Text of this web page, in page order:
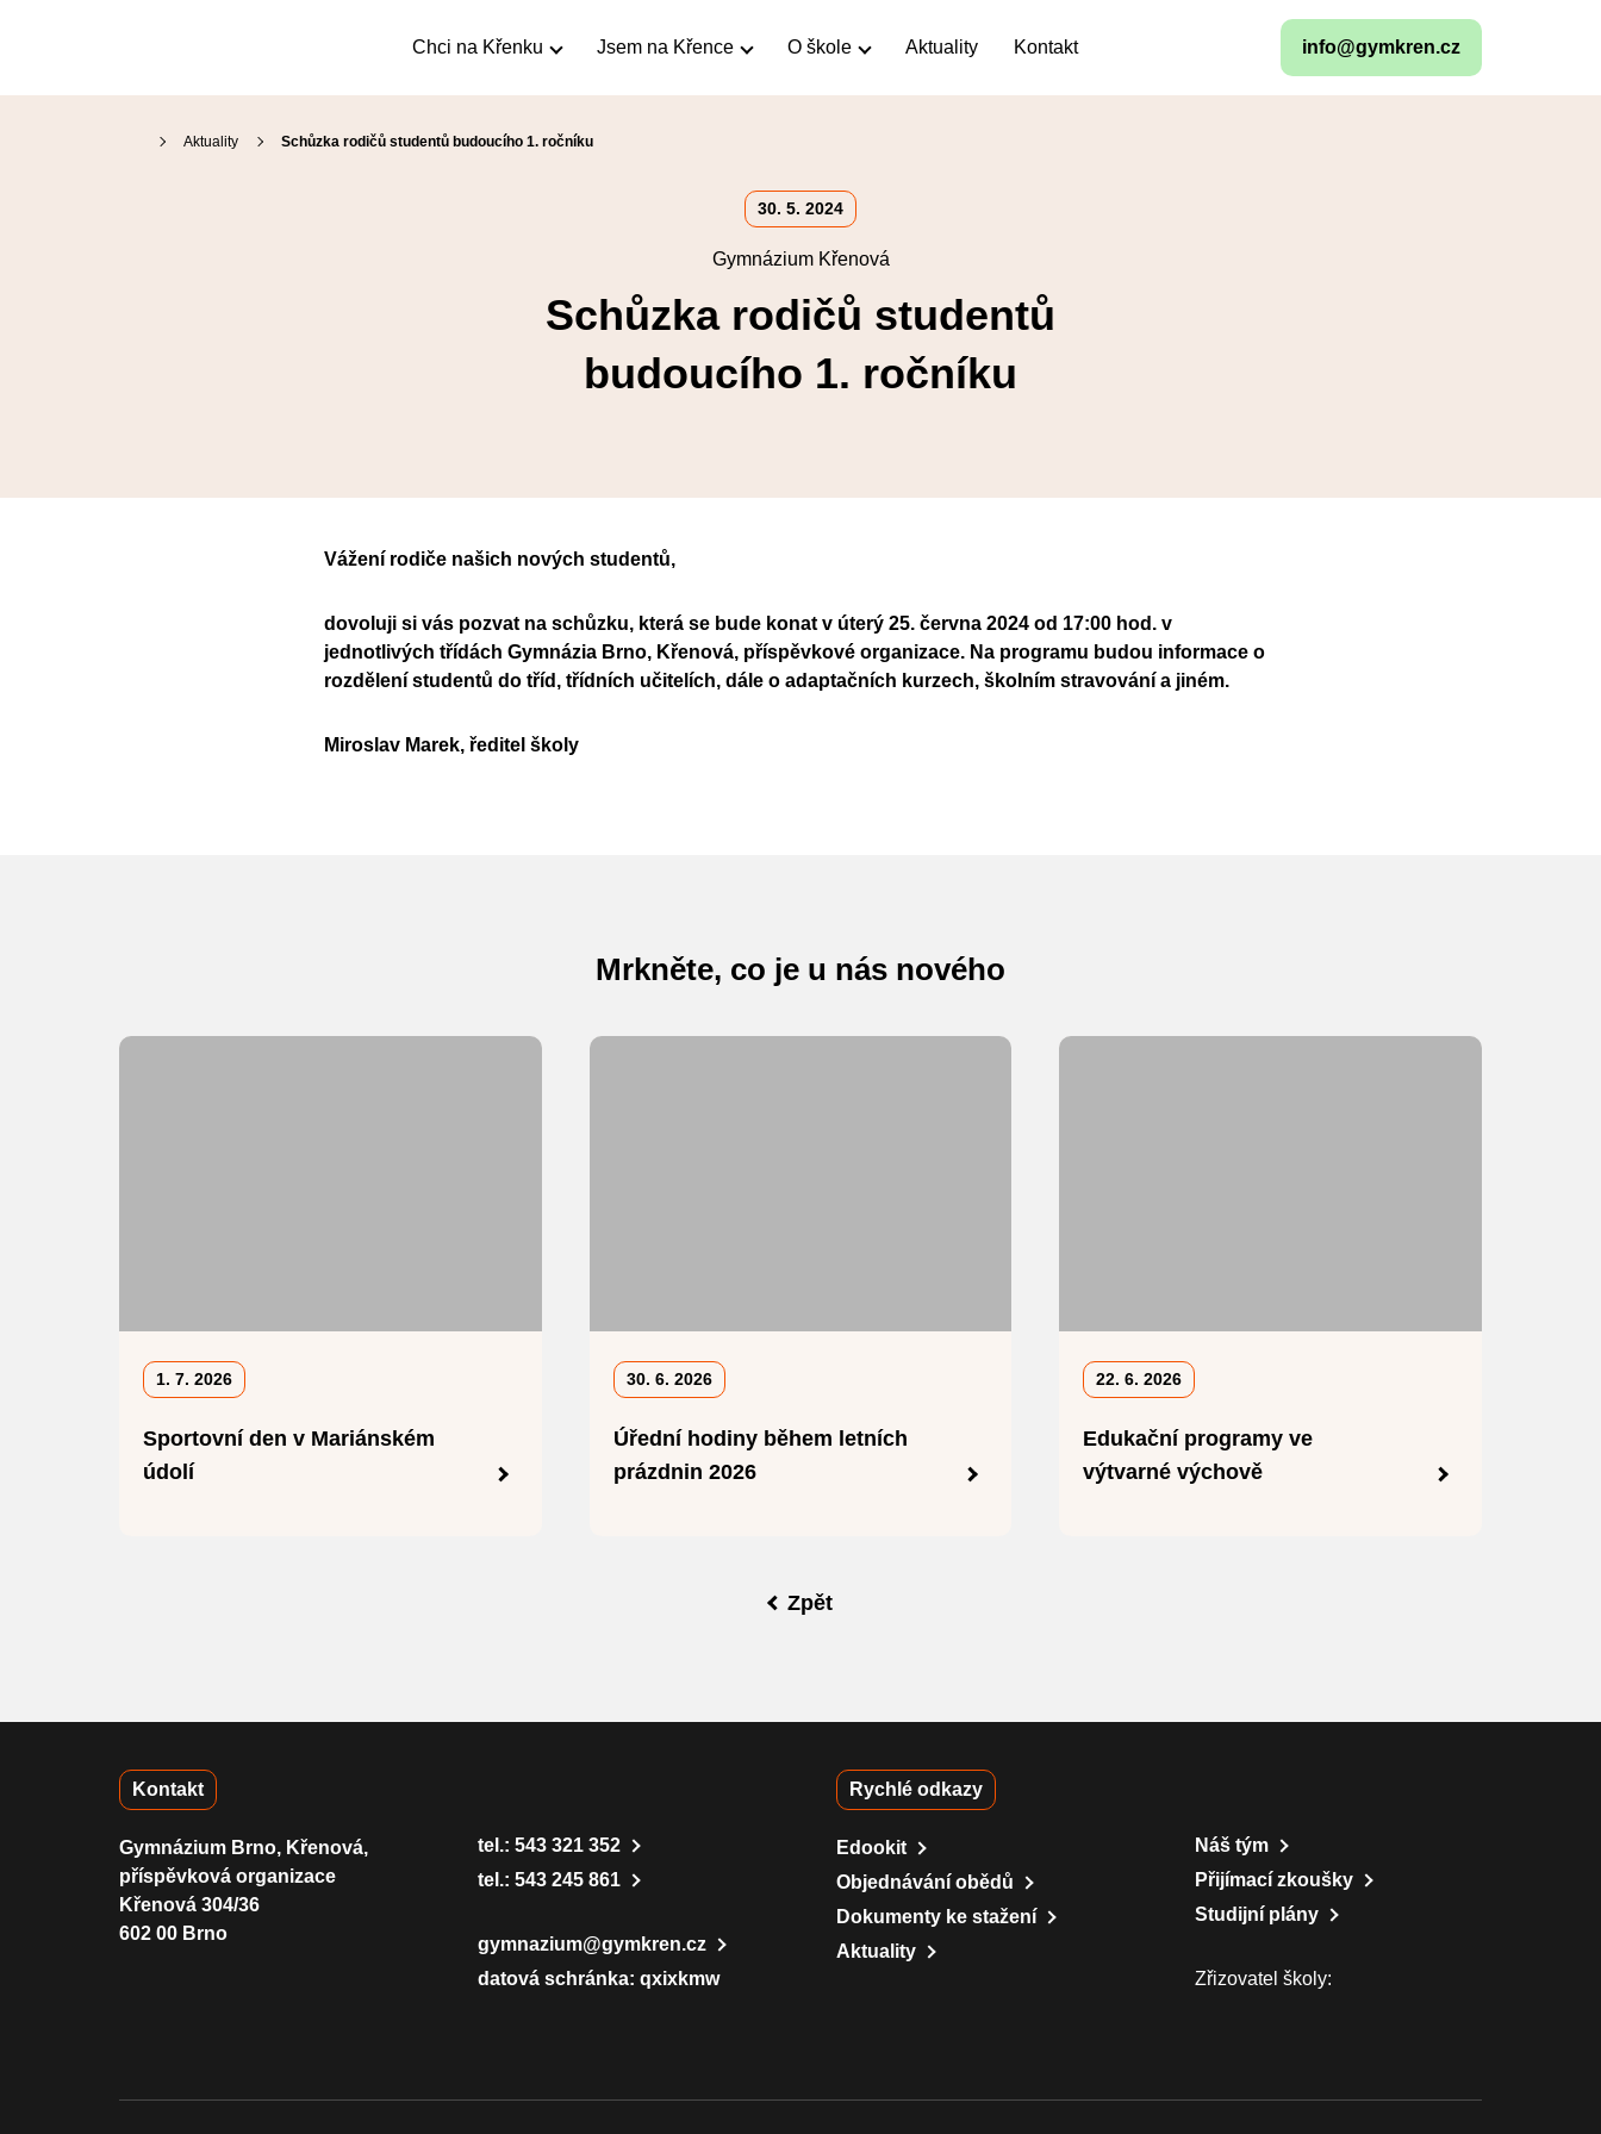
Chci na Křenku Jsem na Křence O škole Aktuality Kontakt info@gymkren.cz
Aktuality Schůzka rodičů studentů budoucího 1. ročníku
30. 5. 2024
Gymnázium Křenová
Schůzka rodičů studentů
budoucího 1. ročníku
Vážení rodiče našich nových studentů,
dovoluji si vás pozvat na schůzku, která se bude konat v úterý 25. června 2024 od 17:00 hod. v
jednotlivých třídách Gymnázia Brno, Křenová, příspěvkové organizace. Na programu budou informace o
rozdělení studentů do tříd, třídních učitelích, dále o adaptačních kurzech, školním stravování a jiném.
Miroslav Marek, ředitel školy
Mrkněte, co je u nás nového
1. 7. 2026
Sportovní den v Mariánském
údolí
30. 6. 2026
Úřední hodiny během letních
prázdnin 2026
22. 6. 2026
Edukační programy ve
výtvarné výchově
Zpět
Kontakt
Gymnázium Brno, Křenová,
příspěvková organizace
Křenová 304/36
602 00 Brno
tel.: 543 321 352
tel.: 543 245 861
gymnazium@gymkren.cz
datová schránka: qxixkmw
Rychlé odkazy
Edookit
Objednávání obědů
Dokumenty ke stažení
Aktuality
Náš tým
Přijímací zkoušky
Studijní plány
Zřizovatel školy: